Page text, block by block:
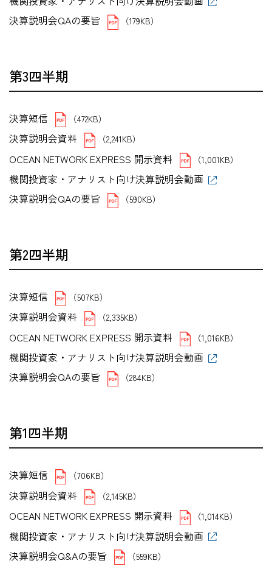
決算説明会QAの要旨
（179KB）
第3四半期
決算短信 （472KB）
決算説明会資料 （2,241KB）
OCEAN NETWORK EXPRESS 開示資料 （1,001KB）
機関投資家・アナリスト向け決算説明会動画
決算説明会QAの要旨
（590KB）
第2四半期
決算短信 （507KB）
決算説明会資料 （2,335KB）
OCEAN NETWORK EXPRESS 開示資料 （1,016KB）
機関投資家・アナリスト向け決算説明会動画
決算説明会QAの要旨
（284KB）
第1四半期
決算短信 （706KB）
決算説明会資料 （2,145KB）
OCEAN NETWORK EXPRESS 開示資料 （1,014KB）
機関投資家・アナリスト向け決算説明会動画
決算説明会Q&Aの要旨
（559KB）